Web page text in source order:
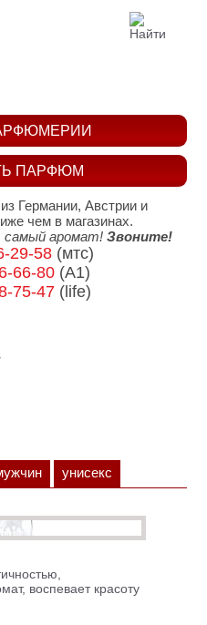
унисекс
воспевает красоту
ПАРФЮМ
Германии, Австрии и
чем в магазинах.
аромат! Звоните!
29-58(мтс)
66-80 (A1)
75-47(life)